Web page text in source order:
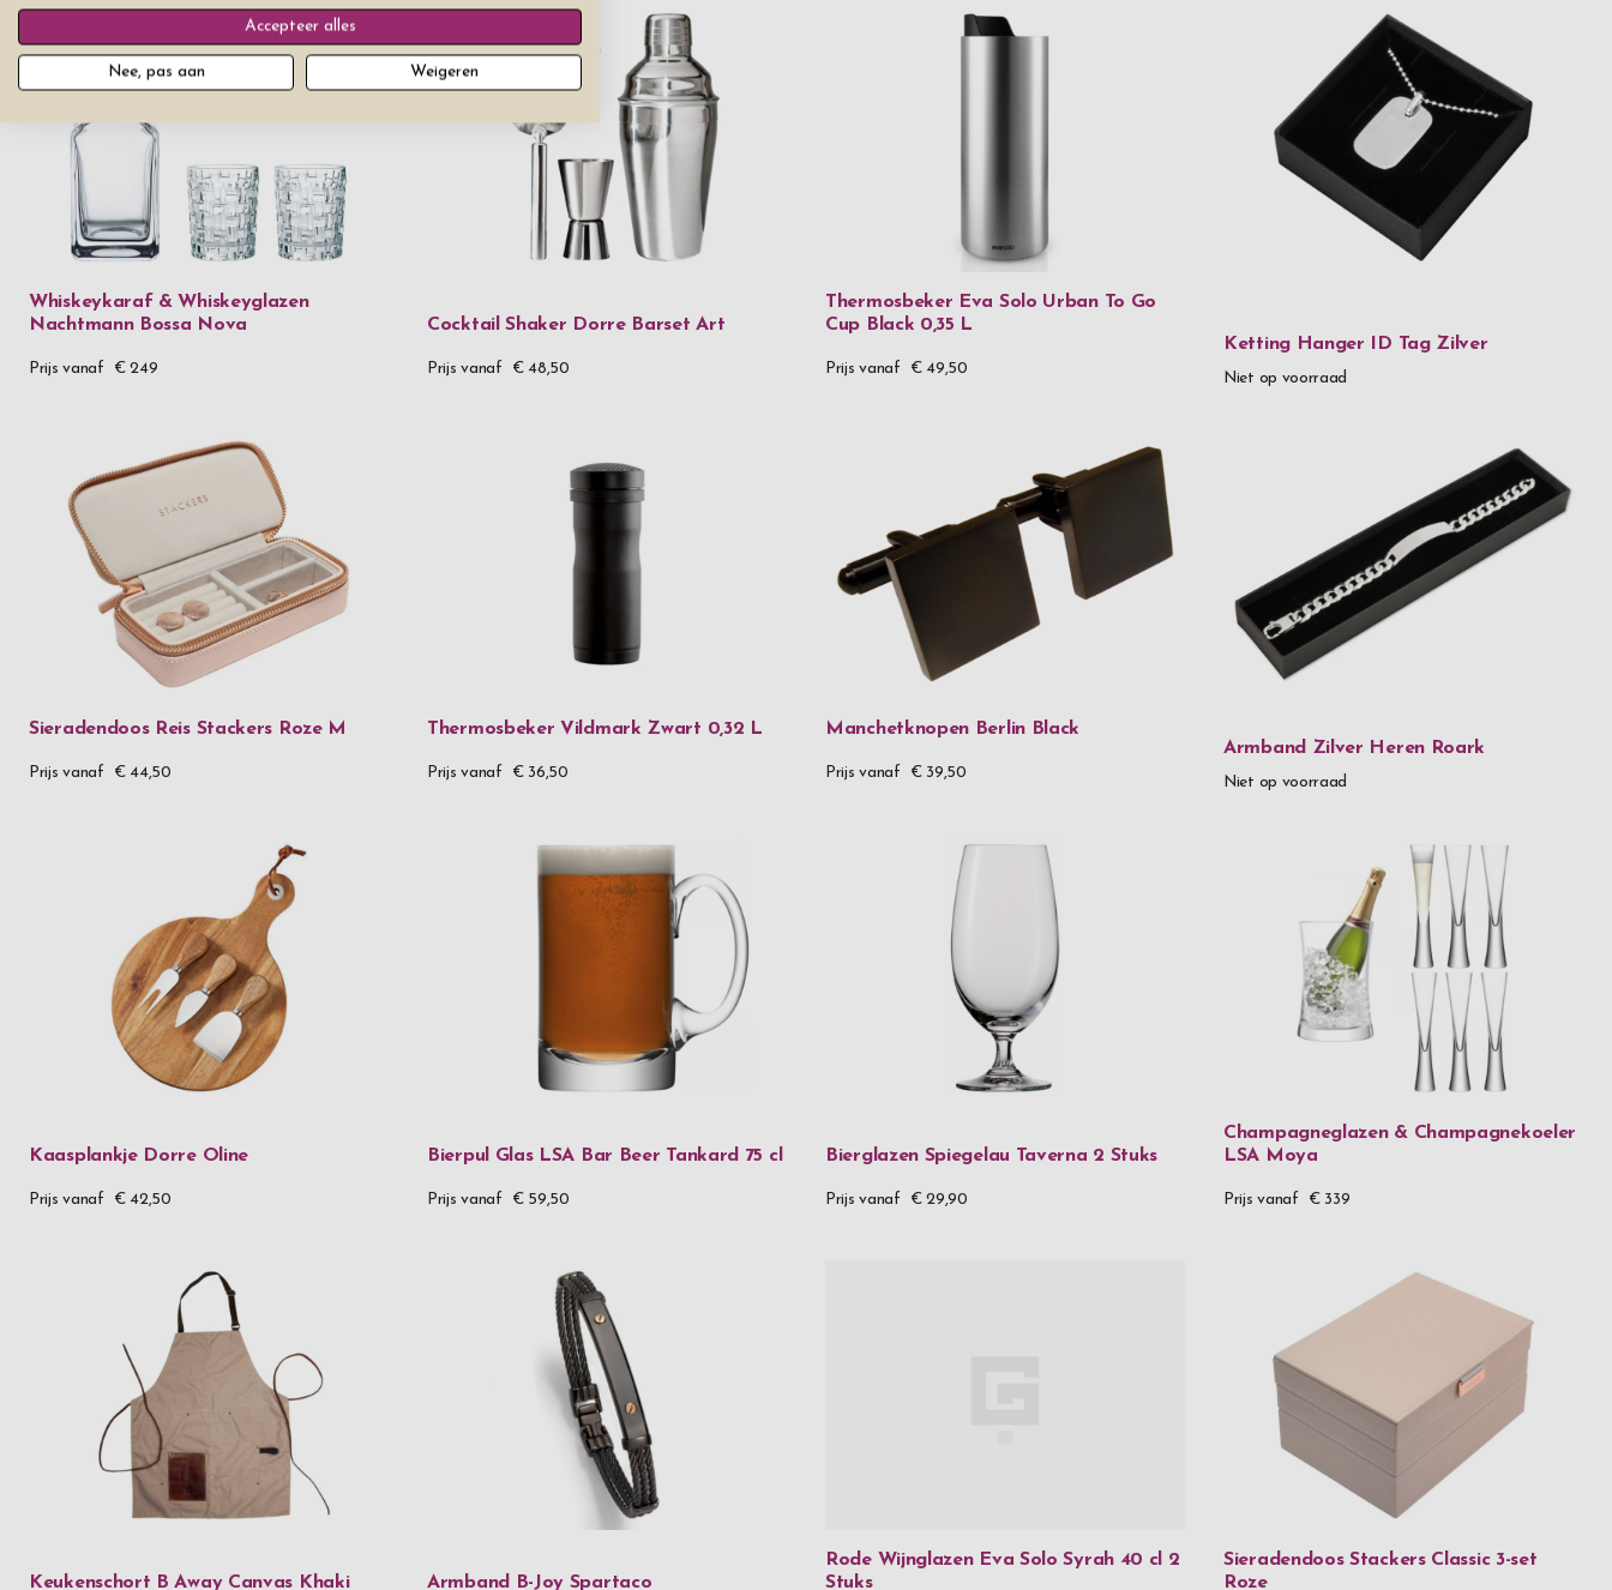
Veganistisch leer
Prijs
- € 99,99
Gender
Heren
Dames
Whiskeykaraf & Whiskeyglazen
Nachtmann Bossa Nova
Prijs vanaf € 249
Cocktail Shaker Dorre Barset Art
Prijs vanaf € 48,50
Thermosbeker Eva Solo Urban To Go
Cup Black 0,35 L
Prijs vanaf € 49,50
Ketting Hanger ID Tag Zilver
Niet op voorraad
Sieradendoos Reis Stackers Roze M
Prijs vanaf € 44,50
Thermosbeker Vildmark Zwart 0,32 L
Prijs vanaf € 36,50
Manchetknopen Berlin Black
Prijs vanaf € 39,50
Armband Zilver Heren Roark
Niet op voorraad
Kaasplankje Dorre Oline
Prijs vanaf € 42,50
Bierpul Glas LSA Bar Beer Tankard 75 cl
Prijs vanaf € 59,50
Bierglazen Spiegelau Taverna 2 Stuks
Prijs vanaf € 29,90
Champagneglazen & Champagnekoeler
LSA Moya
Prijs vanaf € 339
Keukenschort B Away Canvas Khaki Armband B-Joy Spartaco
Rode Wijnglazen Eva Solo Syrah 40 cl 2
Stuks
Sieradendoos Stackers Classic 3-set
Roze
Accepteer alles
Nee, pas aan Weigeren